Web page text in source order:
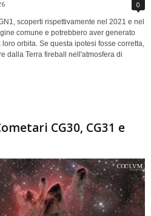
0
scoperti rispettivamente nel 2021 e nel
comune e potrebbero aver generato
orbita. Se questa ipotesi fosse corretta,
dalla Terra fireball nell'atmosfera di
CG30, CG31 e